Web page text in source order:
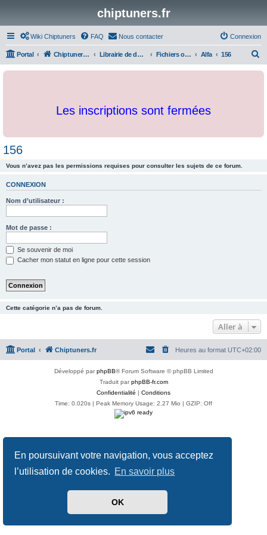
En poursuivant votre navigation, vous acceptez
l’utilisation de cookies. En savoir plus
OK
chiptuners.fr
Wiki Chiptuners FAQ Nous contacter Connexion
Portal Chiptuners.fr Librairie de documents et originaux Fichiers originaux Alfa 156
c
Les inscriptions sont fermées
156
Vous n’avez pas les permissions requises pour consulter les sujets de ce forum.
CONNEXION
Nom d’utilisateur :
Mot de passe :
Se souvenir de moi
Cacher mon statut en ligne pour cette session
Cette catégorie n’a pas de forum.
Aller à
Portal Chiptuners.fr Heures au format UTC+02:00
Développé parphpBB® Forum Software © phpBB Limited
Traduit parphpBB-fr.com
Confidentialité | Conditions
Time: 0.020s | Peak Memory Usage: 2.27 Mio | GZIP: Off